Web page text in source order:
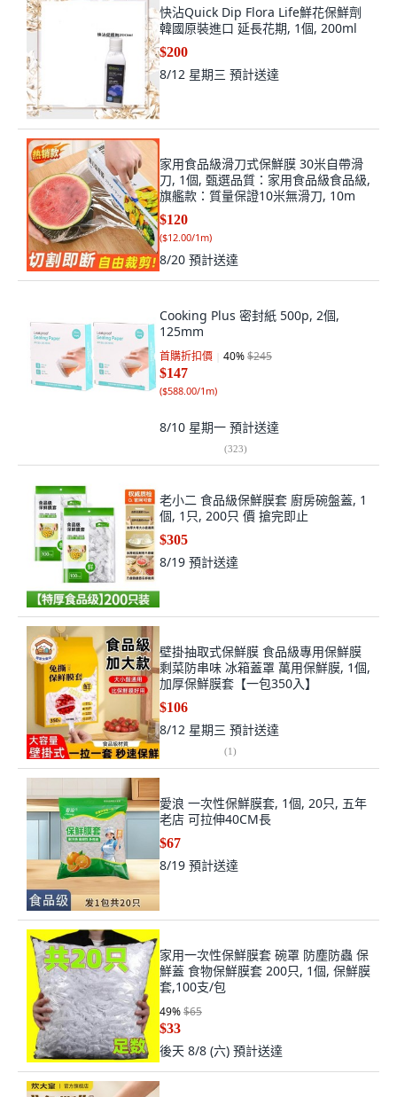
快沾Quick Dip Flora Life鮮花保鮮劑
韓國原裝進口 延長花期, 1個, 200ml
$200
8/12 星期三 預計送達
家用食品級滑刀式保鮮膜 30米自帶滑
刀, 1個, 甄選品質：家用食品級食品級,
旗艦款：質量保證10米無滑刀, 10m
$120
($12.00/1m)
8/20 預計送達
Cooking Plus 密封紙 500p, 2個,
125mm
首購折扣價 40%$245
$147
($588.00/1m)
8/10 星期一 預計送達
(323)
老小二 食品級保鮮膜套 廚房碗盤蓋, 1
個, 1只, 200只 價 搶完即止
$305
8/19 預計送達
壁掛抽取式保鮮膜 食品級專用保鮮膜
剩菜防串味 冰箱蓋罩 萬用保鮮膜, 1個,
加厚保鮮膜套【一包350入】
$106
8/12 星期三 預計送達
(1)
愛浪 一次性保鮮膜套, 1個, 20只, 五年
老店 可拉伸40CM長
$67
8/19 預計送達
家用一次性保鮮膜套 碗罩 防塵防蟲 保
鮮蓋 食物保鮮膜套 200只, 1個, 保鮮膜
套,100支/包
49%$65
$33
後天 8/8 (六) 預計送達